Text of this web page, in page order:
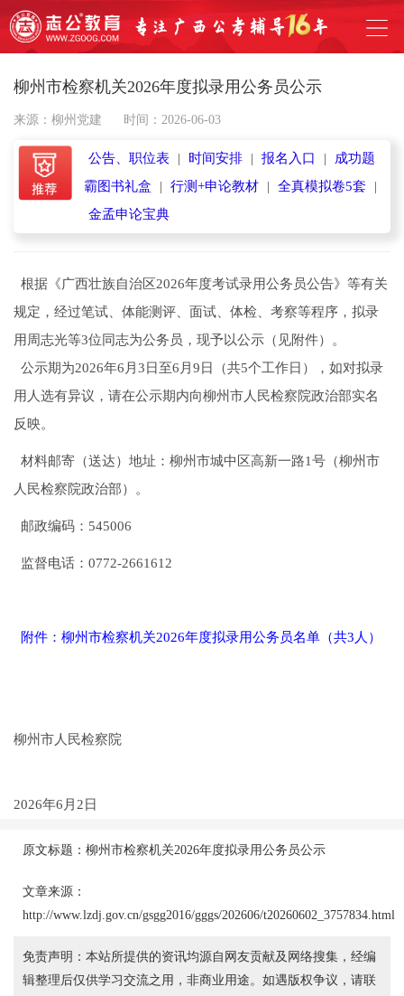
柳州市检察机关2026年度拟录用公务员公示
来源：柳州党建 时间：2026-06-03
公告、职位表 | 时间安排 | 报名入口 |
成功题
霸图书礼盒
| 行测+申论教材 | 全真模拟卷5套
|
金孟申论宝典
根据《广西壮族自治区2026年度考试录用公务员公告》等有关
规定，经过笔试、体能测评、面试、体检、考察等程序，拟录
用周志光等3位同志为公务员，现予以公示（见附件）。
公示期为2026年6月3日至6月9日（共5个工作日），如对拟录
用人选有异议，请在公示期内向柳州市人民检察院政治部实名
反映。
材料邮寄（送达）地址：柳州市城中区高新一路1号（柳州市
人民检察院政治部）。
邮政编码：545006
监督电话：0772-2661612
附件：柳州市检察机关2026年度拟录用公务员名单（共3人）
柳州市人民检察院
2026年6月2日
原文标题：柳州市检察机关2026年度拟录用公务员公示
文章来源：
http://www.lzdj.gov.cn/gsgg2016/gggs/202606/t20260602_3757834.html
免责声明：本站所提供的资讯均源自网友贡献及网络搜集，经编
辑整理后仅供学习交流之用，非商业用途。如遇版权争议，请联